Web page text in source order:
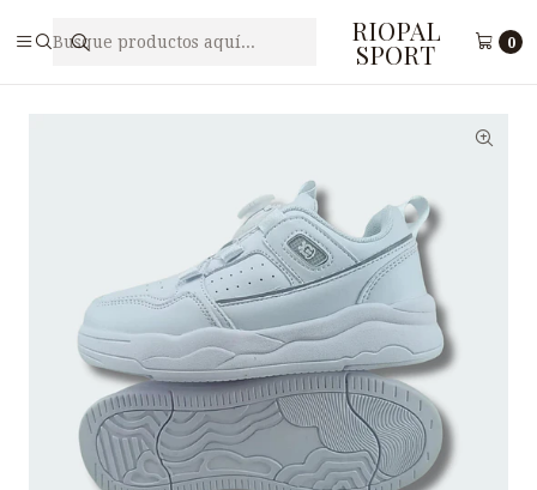
RIOPAL
SPORT 0
Zapatilla Free Style Juvenil VADUDOG N7